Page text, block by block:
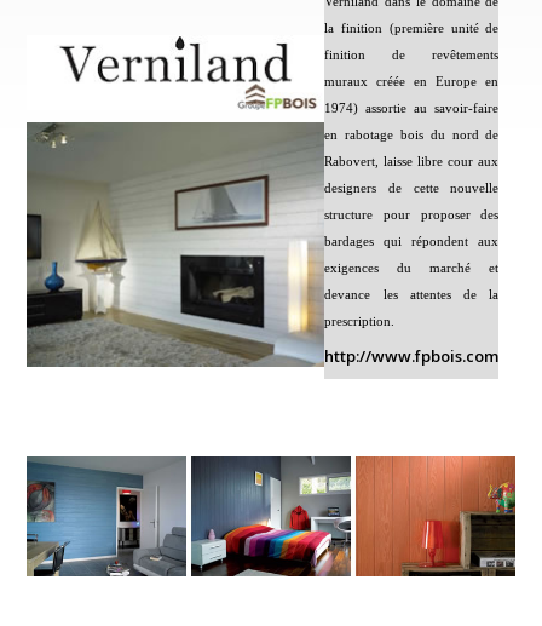
la finition (première unité de
finition de revêtements
muraux créée en Europe en
1974) assortie au savoir-faire
en rabotage bois du nord de
Rabovert, laisse libre cour aux
designers de cette nouvelle
structure pour proposer des
bardages qui répondent aux
exigences du marché et
devance les attentes de la
prescription.
http://www.fpbois.com